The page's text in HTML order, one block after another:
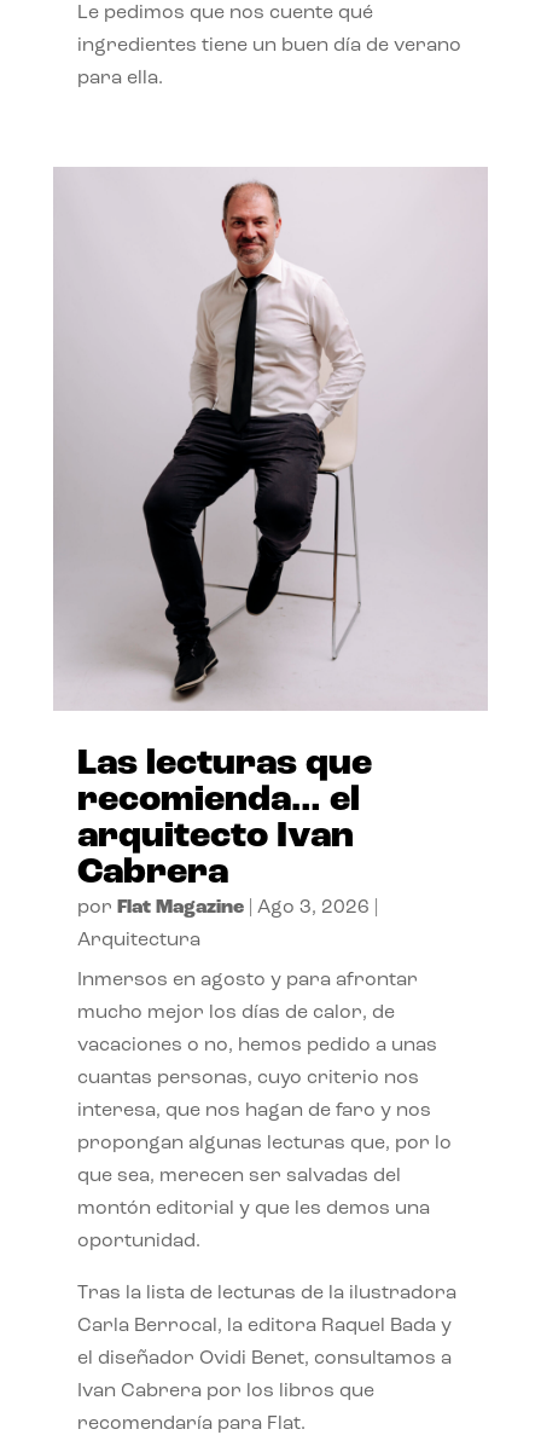
Le pedimos que nos cuente qué
ingredientes tiene un buen día de verano
para ella.
Las lecturas que
recomienda… el
arquitecto Ivan
Cabrera
por Flat Magazine| Ago 3, 2026
Arquitectura
Inmersos en agosto y para afrontar
mucho mejor los días de calor, de
vacaciones o no, hemos pedido a unas
cuantas personas, cuyo criterio nos
interesa, que nos hagan de faro y nos
propongan algunas lecturas que, por lo
que sea, merecen ser salvadas del
montón editorial y que les demos una
oportunidad.
Tras la lista de lecturas de la ilustradora
Carla Berrocal, la editora Raquel Bada y
el diseñador Ovidi Benet, consultamos a
Ivan Cabrera por los libros que
recomendaría para Flat.